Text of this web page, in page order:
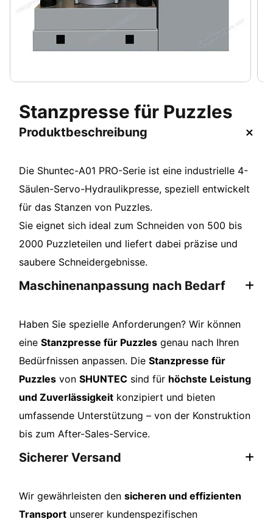
Stanzpresse für Puzzles
Produktbeschreibung
Die Shuntec-A01 PRO-Serie ist eine industrielle 4-
Säulen-Servo-Hydraulikpresse, speziell entwickelt
für das Stanzen von Puzzles.
Sie eignet sich ideal zum Schneiden von 500 bis
2000 Puzzleteilen und liefert dabei präzise und
saubere Schneidergebnisse.
Maschinenanpassung nach Bedarf
Haben Sie spezielle Anforderungen? Wir können
eineStanzpresse für Puzzles genau nach Ihren
Bedürfnissen anpassen. DieStanzpresse für
Puzzles vonSHUNTEC sind für höchste Leistung
und Zuverlässigkeit konzipiert und bieten
umfassende Unterstützung – von der Konstruktion
bis zum After-Sales-Service.
Sicherer Versand
Wir gewährleisten densicheren und effizienten
Transport unserer kundenspezifischen